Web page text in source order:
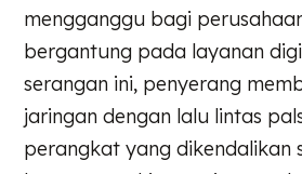
mengganggu bagi
bergantung pada layanan
serangan ini, penyerang
jaringan dengan lalu lintas
perangkat yang dikendalikan